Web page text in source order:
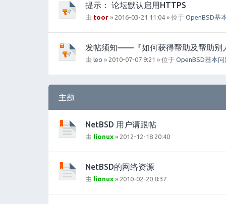
提示： 论坛默认启用HTTPS
由 toor » 2016-03-21 11:04 » 位于 OpenBSD基
发帖须知——『如何获得帮助及帮助别
由 leo » 2010-07-07 9:21 » 位于 OpenBSD基本问
主题
NetBSD 用户请跟帖
由 lionux » 2012-12-18 20:40
NetBSD的网络资源
由 lionux » 2010-02-20 8:37